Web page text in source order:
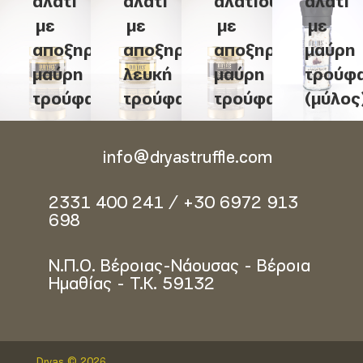
με
αποξηραμένη
μαύρη
τρούφα
με
αποξηραμένη
λευκή
τρούφα
με
αποξηραμένη
μαύρη
τρούφα
με
μαύρη
info@dryastruffle.com
2331 400 241 / +30 6972 913
698
Ν.Π.Ο. Βέροιας-Νάουσας - Βέροια
Ημαθίας - Τ.Κ. 59132